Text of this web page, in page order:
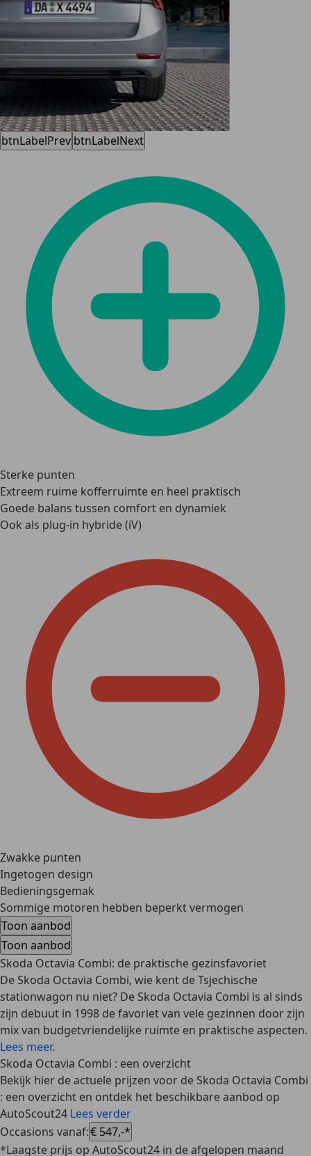
btnLabelPrev btnLabelNext
Sterke punten
Extreem ruime kofferruimte en heel praktisch
Goede balans tussen comfort en dynamiek
Ook als plug-in hybride (iV)
Zwakke punten
Ingetogen design
Bedieningsgemak
Sommige motoren hebben beperkt vermogen
Toon aanbod
Toon aanbod
Skoda Octavia Combi: de praktische gezinsfavoriet
De Skoda Octavia Combi, wie kent de Tsjechische
stationwagon nu niet? De Skoda Octavia Combi is al sinds
zijn debuut in 1998 de favoriet van vele gezinnen door zijn
mix van budgetvriendelijke ruimte en praktische aspecten.
Lees meer.
Skoda Octavia Combi : een overzicht
Bekijk hier de actuele prijzen voor de Skoda Octavia Combi
: een overzicht en ontdek het beschikbare aanbod op
AutoScout24 Lees verder
Occasions vanaf:€ 547,-*
*Laagste prijs op AutoScout24 in de afgelopen maand